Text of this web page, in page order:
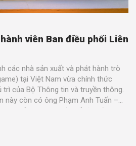
viên Ban điều phối Liên
các nhà sản xuất và phát hành trò
tại Việt Nam vừa chính thức
của Bộ Thông tin và truyền thông.
này còn có ông Phạm Anh Tuấn –
Truyền thông, một số lãnh đạo và